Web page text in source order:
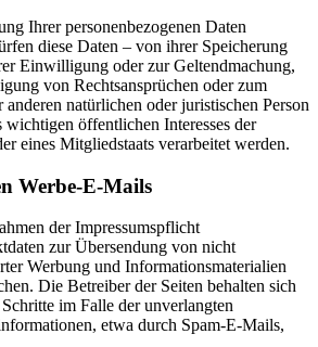
Ihrer personenbezogenen Daten
diese Daten – von ihrer Speicherung
Einwilligung oder zur Geltendmachung,
von Rechtsansprüchen oder zum
anderen natürlichen oder juristischen Person
wichtigen öffentlichen Interesses der
eines Mitgliedstaats verarbeitet werden.
Werbe-E-Mails
der Impressumspflicht
zur Übersendung von nicht
Werbung und Informationsmaterialien
Die Betreiber der Seiten behalten sich
im Falle der unverlangten
etwa durch Spam-E-Mails,